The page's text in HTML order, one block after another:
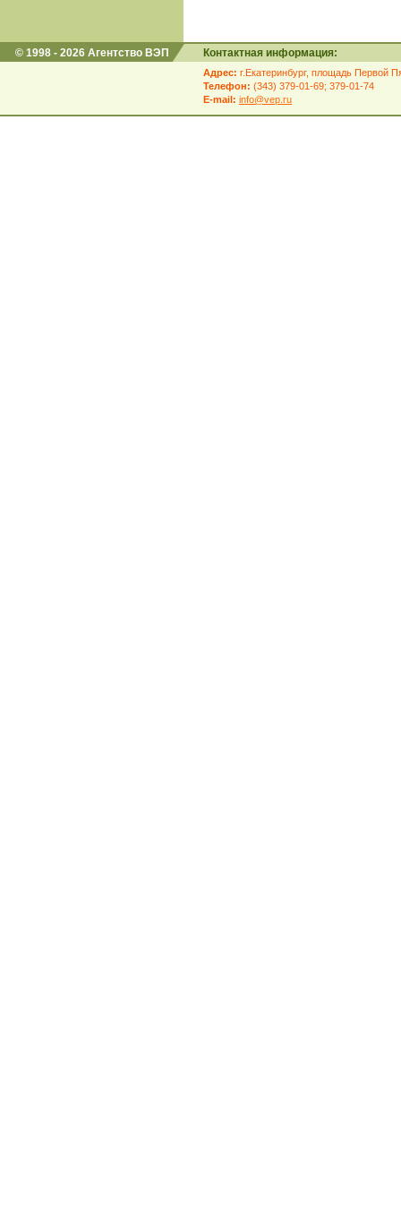
© 1998 - 2026 Агентство ВЭП Контактная информация:
Адрес: г.Екатеринбург, площадь Первой
Телефон: (343) 379-01-69; 379-01-74
E-mail: info@vep.ru